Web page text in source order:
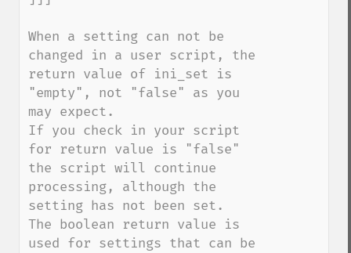
When a setting can not be
changed in a user script, the
return value of ini_set is
"empty", not "false" as you
may expect.
If you check in your script
for return value is "false"
the script will continue
processing, although the
setting has not been set.
The boolean return value is
used for settings that can be